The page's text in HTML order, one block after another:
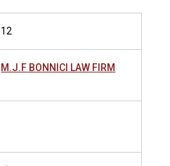
12
M.J.F BONNICI LAW FIRM